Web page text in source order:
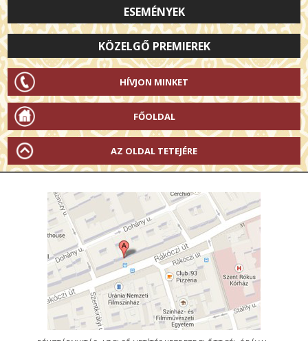
ESEMÉNYEK
KÖZELGŐ PREMIEREK
HÍVJON MINKET
FŐOLDAL
AZ OLDAL TETEJÉRE